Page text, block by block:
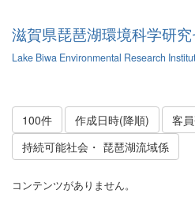
滋賀県琵琶湖環境科学研
Lake Biwa Environmental Research
100件 作成日時(降順)
客
持続可能社会・ 琵琶湖流域係
コンテンツがありません。